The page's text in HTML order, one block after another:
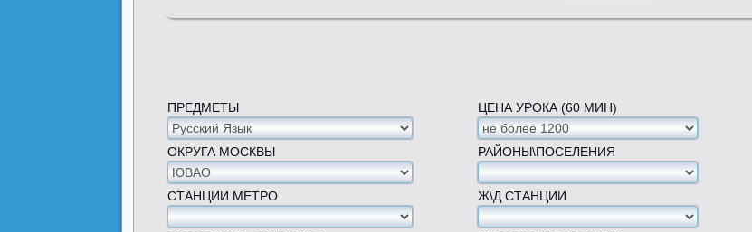
ПРЕДМЕТЫ ЦЕНА УРОКА (60 МИН)
ОКРУГА МОСКВЫ РАЙОНЫ\ПОСЕЛЕНИЯ
СТАНЦИИ МЕТРО Ж\Д СТАНЦИИ